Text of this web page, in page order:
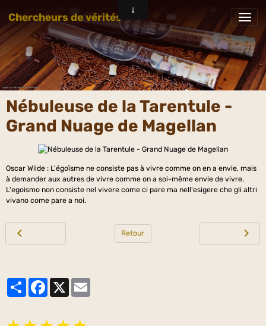
Chercheurs de vérités
Nébuleuse de la Tarentule -
Grand Nuage de Magellan
Oscar Wilde : L'égoïsme ne consiste pas à vivre comme on en a envie, mais
à demander aux autres de vivre comme on a soi-même envie de vivre.
L'egoismo non consiste nel vivere come ci pare ma nell'esigere che gli altri
vivano come pare a noi.
Retour
PartagerFacebook